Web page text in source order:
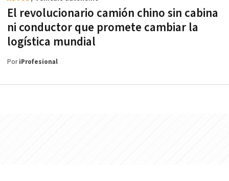
El revolucionario camión chino sin cabina
ni conductor que promete cambiar la
logística mundial
PoriProfesional